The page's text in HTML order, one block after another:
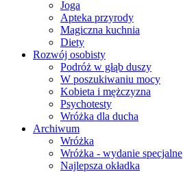
Joga
Apteka przyrody
Magiczna kuchnia
Diety
Rozwój osobisty
Podróż w głąb duszy
W poszukiwaniu mocy
Kobieta i mężczyzna
Psychotesty
Wróżka dla ducha
Archiwum
Wróżka
Wróżka - wydanie specjalne
Najlepsza okładka